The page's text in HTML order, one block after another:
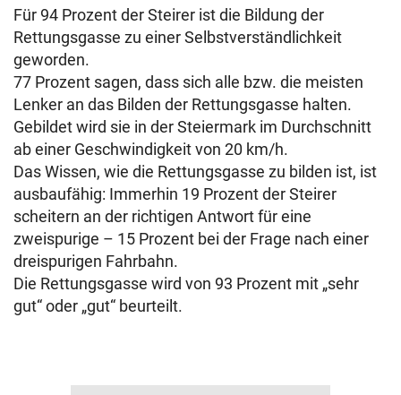
Für 94 Prozent der Steirer ist die Bildung der
Rettungsgasse zu einer Selbstverständlichkeit
geworden.
77 Prozent sagen, dass sich alle bzw. die meisten
Lenker an das Bilden der Rettungsgasse halten.
Gebildet wird sie in der Steiermark im Durchschnitt
ab einer Geschwindigkeit von 20 km/h.
Das Wissen, wie die Rettungsgasse zu bilden ist, ist
ausbaufähig: Immerhin 19 Prozent der Steirer
scheitern an der richtigen Antwort für eine
zweispurige – 15 Prozent bei der Frage nach einer
dreispurigen Fahrbahn.
Die Rettungsgasse wird von 93 Prozent mit „sehr
gut“ oder „gut“ beurteilt.